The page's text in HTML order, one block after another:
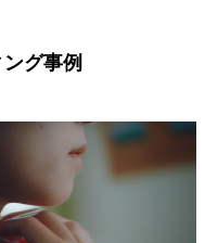
グ事例